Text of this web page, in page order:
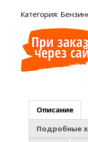
Категория:
Описание
Подробные